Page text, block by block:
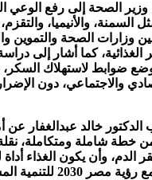
الصحة إلى رفع الوعي
السمنة، والأنيميا،
وزارات الصحة والتموين
الغذائية، كما أشار إلى
ضوابط لاستهلاك السكر،
والاجتماعي، دون
خالد عبدالغفار عن
خطة شاملة ومتكاملة،
الدم، وأن يكون الغذاء
للتنمية المستدامة.